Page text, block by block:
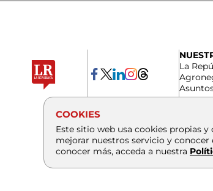
La
COOKIES
Este sitio web usa cookies propias
mejorar nuestros servicio y
conocer más, acceda a nuestra